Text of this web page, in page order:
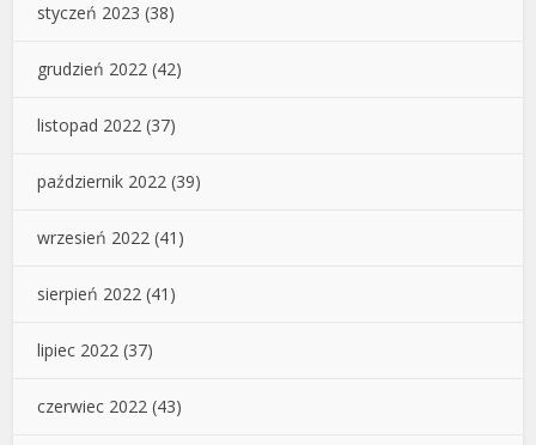
styczeń 2023 (38)
grudzień 2022 (42)
listopad 2022 (37)
październik 2022 (39)
wrzesień 2022 (41)
sierpień 2022 (41)
lipiec 2022 (37)
czerwiec 2022 (43)